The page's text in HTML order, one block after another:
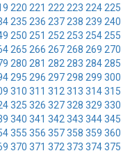
220 221 222 223 224 225
235 236 237 238 239 240
250 251 252 253 254 255
265 266 267 268 269 270
280 281 282 283 284 285
295 296 297 298 299 300
310 311 312 313 314315
325 326 327328 329 330
340 341 342 343 344345
355 356 357358 359 360
370 371 372 373 374375